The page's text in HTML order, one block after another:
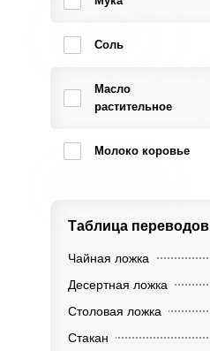
Соль
Масло
растительное
Молоко коровье
Таблица переводов
Чайная ложка
Десертная ложка
Столовая ложка
Стакан